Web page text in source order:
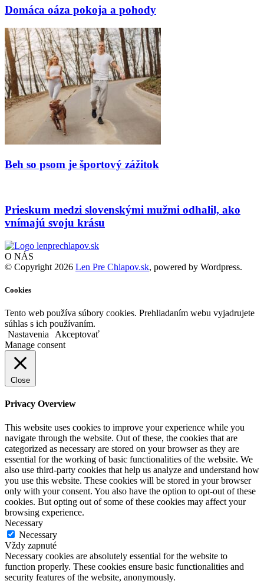
Domáca oáza pokoja a pohody
Beh so psom je športový zážitok
Prieskum medzi slovenskými mužmi odhalil, ako
vnímajú svoju krásu
O NÁS
© Copyright 2026 Len Pre Chlapov.sk, powered by Wordpress.
Cookies
Tento web používa súbory cookies. Prehliadaním webu vyjadrujete
súhlas s ich používaním.
Nastavenia
Akceptovať
Manage consent
Close
Privacy Overview
This website uses cookies to improve your experience while you
navigate through the website. Out of these, the cookies that are
categorized as necessary are stored on your browser as they are
essential for the working of basic functionalities of the website. We
also use third-party cookies that help us analyze and understand how
you use this website. These cookies will be stored in your browser
only with your consent. You also have the option to opt-out of these
cookies. But opting out of some of these cookies may affect your
browsing experience.
Necessary
Necessary
Vždy zapnuté
Necessary cookies are absolutely essential for the website to
function properly. These cookies ensure basic functionalities and
security features of the website, anonymously.